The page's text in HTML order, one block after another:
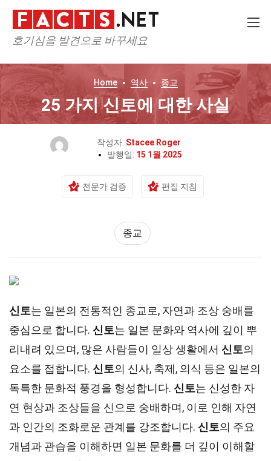
호기심을 발견으로 바꾸세요
Home 역사 종교
25 가지 신토에 대한 사실
작성자: Stacee Roger
발행일: 15 1월 2025
전문가 검증 편집 지침
종교
신토는 일본의 전통적인 종교로, 자연과 조상 숭배를
중심으로 합니다. 신토는 일본 문화와 역사에 깊이 뿌
리내려 있으며, 많은 사람들이 일상 생활에서 신토의
요소를 접합니다. 신토의 신사, 축제, 의식 등은 일본의
독특한 문화적 풍경을 형성합니다. 신토는 신성한 자
연 현상과 조상들을 신으로 숭배하며, 이로 인해 자연
과 인간의 조화로운 관계를 강조합니다. 신토의 주요
개념과 관습을 이해하면 일본 문화를 더 깊이 이해할